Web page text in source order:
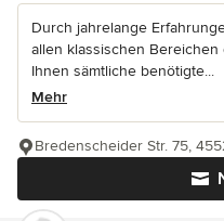
Durch jahrelange
allen klassischen
Ihnen sämtliche benötigte...
Mehr
Bredenscheider Str. 75,